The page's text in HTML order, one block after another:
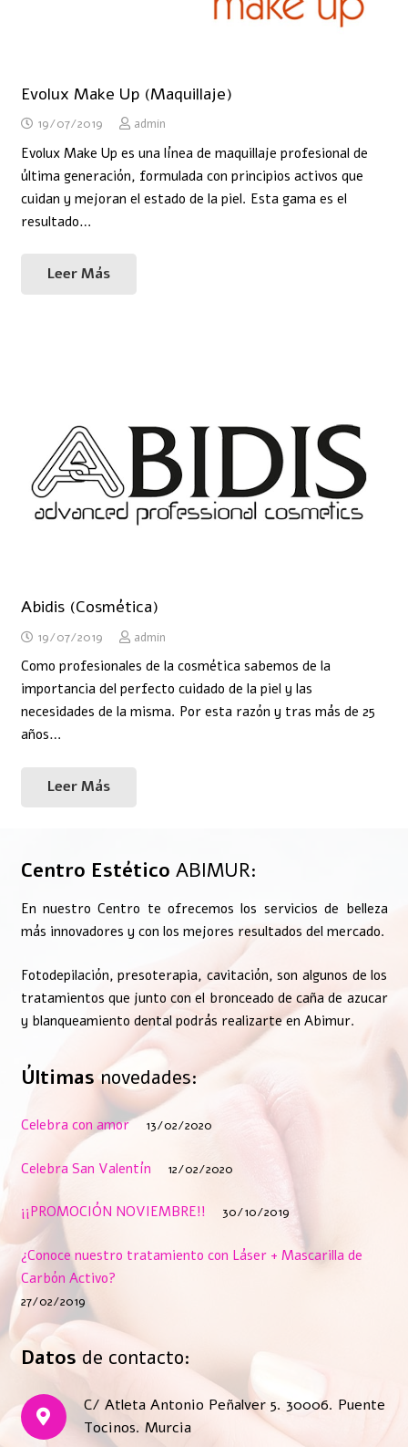
Evolux Make Up (Maquillaje)
19/07/2019 admin
Evolux Make Up es una línea de maquillaje profesional de
última generación, formulada con principios activos que
cuidan y mejoran el estado de la piel. Esta gama es el
resultado…
Leer Más
Abidis (Cosmética)
19/07/2019 admin
Como profesionales de la cosmética sabemos de la
importancia del perfecto cuidado de la piel y las
necesidades de la misma. Por esta razón y tras más de 25
años…
Leer Más
Centro Estético ABIMUR:
En nuestro Centro te ofrecemos los servicios de belleza
más innovadores y con los mejores resultados del mercado.
Fotodepilación, presoterapia, cavitación, son algunos de los
tratamientos que junto con el bronceado de caña de azucar
y blanqueamiento dental podrás realizarte en Abimur.
Últimasnovedades:
Celebra con amor 13/02/2020
Celebra San Valentín 12/02/2020
¡¡PROMOCIÓN NOVIEMBRE!! 30/10/2019
¿Conoce nuestro tratamiento con Láser + Mascarilla de
Carbón Activo?
27/02/2019
Datos de contacto:
C/ Atleta Antonio Peñalver 5. 30006. Puente
Tocinos. Murcia